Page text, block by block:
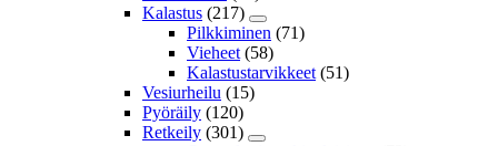
Kalastus (217)
Pilkkiminen (71)
Vieheet (58)
Kalastustarvikkeet (51)
Vesiurheilu (15)
Pyöräily (120)
Retkeily (301)